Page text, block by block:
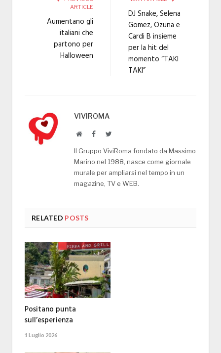
ARTICLE
Aumentano gli
italiani che
partono per
Halloween
DJ Snake, Selena
Gomez, Ozuna e
Cardi B insieme
per la hit del
momento “TAKI
TAKI”
VIVIROMA
WebsiteFacebookTwitter
Il Gruppo ViviRoma fondato da Massimo
Marino nel 1988, nasce come giornale
murale per ampliarsi nel tempo in un
magazine, TV e WEB.
RELATED POSTS
Positano punta
sull’esperienza
1 Luglio 2026